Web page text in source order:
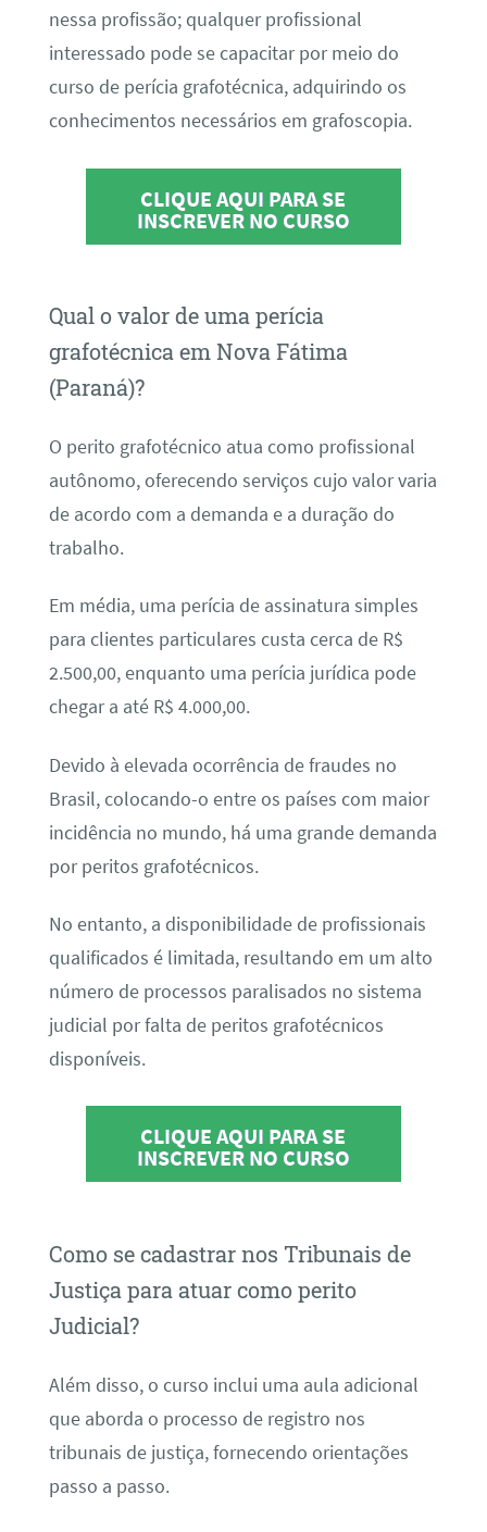
nessa profissão; qualquer profissional
interessado pode se capacitar por meio do
curso de perícia grafotécnica, adquirindo os
conhecimentos necessários em grafoscopia.
CLIQUE AQUI PARA SE
INSCREVER NO CURSO
Qual o valor de uma perícia
grafotécnica em Nova Fátima
(Paraná)?
O perito grafotécnico atua como profissional
autônomo, oferecendo serviços cujo valor varia
de acordo com a demanda e a duração do
trabalho.
Em média, uma perícia de assinatura simples
para clientes particulares custa cerca de R$
2.500,00, enquanto uma perícia jurídica pode
chegar a até R$ 4.000,00.
Devido à elevada ocorrência de fraudes no
Brasil, colocando-o entre os países com maior
incidência no mundo, há uma grande demanda
por peritos grafotécnicos.
No entanto, a disponibilidade de profissionais
qualificados é limitada, resultando em um alto
número de processos paralisados no sistema
judicial por falta de peritos grafotécnicos
disponíveis.
CLIQUE AQUI PARA SE
INSCREVER NO CURSO
Como se cadastrar nos Tribunais de
Justiça para atuar como perito
Judicial?
Além disso, o curso inclui uma aula adicional
que aborda o processo de registro nos
tribunais de justiça, fornecendo orientações
passo a passo.